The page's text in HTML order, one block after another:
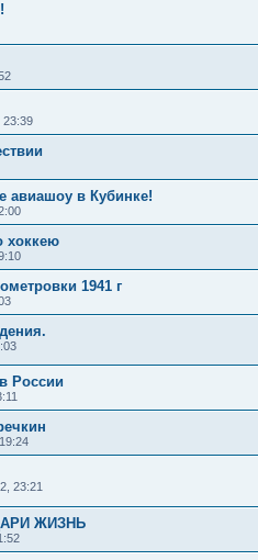
23:39
авиашоу в Кубинке!
хоккею
1941 г
России
23:21
ЖИЗНЬ